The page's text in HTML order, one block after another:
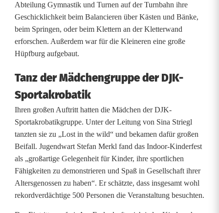
i
e
d
r
e
i
n
g
r
o
Abteilung Gymnastik und Turnen auf der Turnbahn ihre
Geschicklichkeit beim Balancieren über Kästen und Bänke,
beim Springen, oder beim Klettern an der Kletterwand
erforschen. Außerdem war für die Kleineren eine große
Hüpfburg aufgebaut.
Tanz der Mädchengruppe der DJK-
Sportakrobatik
Ihren großen Auftritt hatten die Mädchen der DJK-
Sportakrobatikgruppe. Unter der Leitung von Sina Striegl
tanzten sie zu „Lost in the wild“ und bekamen dafür großen
Beifall. Jugendwart Stefan Merkl fand das Indoor-Kinderfest
als „großartige Gelegenheit für Kinder, ihre sportlichen
Fähigkeiten zu demonstrieren und Spaß in Gesellschaft ihrer
Altersgenossen zu haben“. Er schätzte, dass insgesamt wohl
rekordverdächtige 500 Personen die Veranstaltung besuchten.